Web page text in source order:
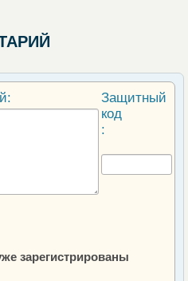
Защитный
код
:
зарегистрированы